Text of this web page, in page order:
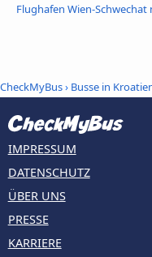
Flughafen Wien-Schwechat
CheckMyBus› Busse in
IMPRESSUM
DATENSCHUTZ
ÜBER UNS
PRESSE
KARRIERE